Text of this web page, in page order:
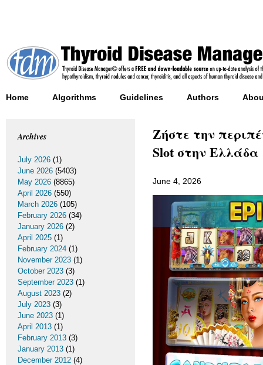
Home Algorithms Guidelines Authors
Ζήστε την
Slot στην Ελλάδα
June 4, 2026
Archives
July 2026 (1)
June 2026 (5403)
May 2026 (8865)
April 2026 (550)
March 2026 (105)
February 2026 (34)
January 2026 (2)
April 2025 (1)
February 2024 (1)
November 2023 (1)
October 2023 (3)
September 2023 (1)
August 2023 (2)
July 2023 (3)
June 2023 (1)
April 2013 (1)
February 2013 (3)
January 2013 (1)
December 2012 (4)